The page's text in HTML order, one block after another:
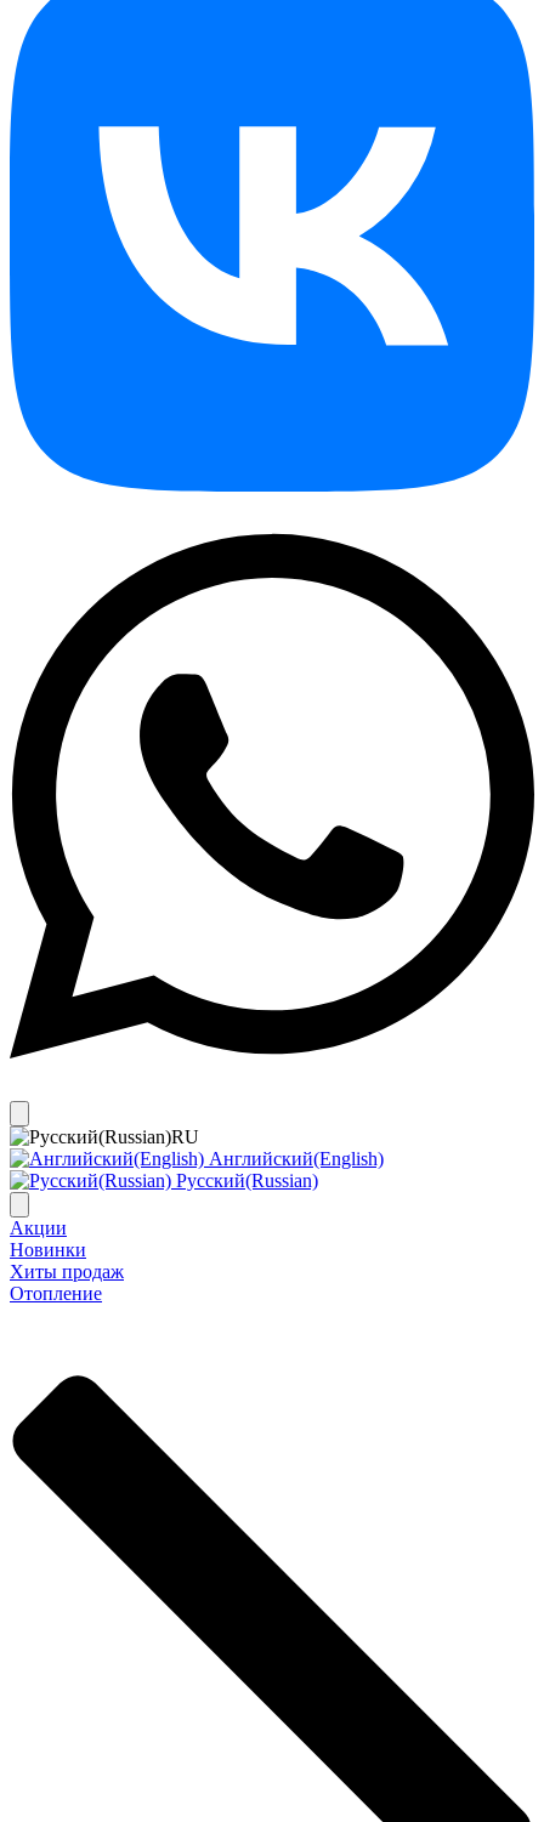
RU
Английский(English)
Русский(Russian)
Акции
Новинки
Хиты продаж
Отопление